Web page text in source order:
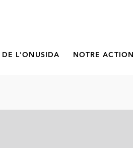
DE L'ONUSIDA NOTRE ACTION